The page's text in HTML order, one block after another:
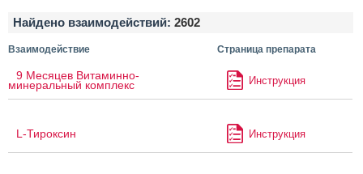
Найдено взаимодействий: 2602
Взаимодействие Страница препарата
9 Месяцев Витаминно-
минеральный комплекс Инструкция
L-Тироксин Инструкция